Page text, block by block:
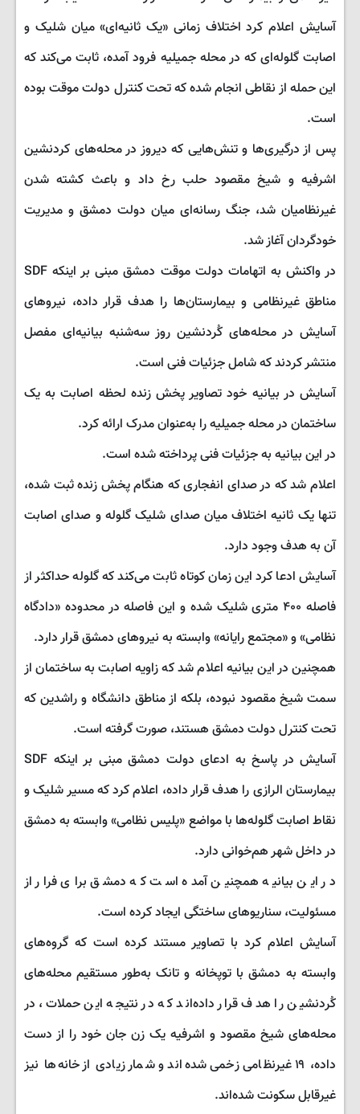
آسایش اعلام کرد اختلاف زمانی «یک ثانیه‌ای» میان شلیک و
اصابت گلوله‌ای که در محله جمیلیه فرود آمده، ثابت می‌کند که
این حمله از نقاطی انجام شده که تحت کنترل دولت موقت بوده
است.
پس از درگیری‌ها و تنش‌هایی که دیروز در محله‌های کردنشین
اشرفیه و شیخ مقصود حلب رخ داد و باعث کشته شدن
غیرنظامیان شد، جنگ رسانه‌ای میان دولت دمشق و مدیریت
خودگردان آغاز شد.
در واکنش به اتهامات دولت موقت دمشق مبنی بر اینکه SDF
مناطق غیرنظامی و بیمارستان‌ها را هدف قرار داده، نیروهای
آسایش در محله‌های کُردنشین روز سه‌شنبه بیانیه‌ای مفصل
منتشر کردند که شامل جزئیات فنی است.
آسایش در بیانیه خود تصاویر پخش زنده لحظه اصابت به یک
ساختمان در محله جمیلیه را به‌عنوان مدرک ارائه کرد.
در این بیانیه به جزئیات فنی پرداخته شده است.
اعلام شد که در صدای انفجاری که هنگام پخش زنده ثبت شده،
تنها یک ثانیه اختلاف میان صدای شلیک گلوله و صدای اصابت
آن به هدف وجود دارد.
آسایش ادعا کرد این زمان کوتاه ثابت می‌کند که گلوله حداکثر از
فاصله ۴۰۰ متری شلیک شده و این فاصله در محدوده «دادگاه
نظامی» و «مجتمع رایانه» وابسته به نیروهای دمشق قرار دارد.
همچنین در این بیانیه اعلام شد که زاویه اصابت به ساختمان از
سمت شیخ مقصود نبوده، بلکه از مناطق دانشگاه و راشدین که
تحت کنترل دولت دمشق هستند، صورت گرفته است.
آسایش در پاسخ به ادعای دولت دمشق مبنی بر اینکه SDF
بیمارستان الرازی را هدف قرار داده، اعلام کرد که مسیر شلیک و
نقاط اصابت گلوله‌ها با مواضع «پلیس نظامی» وابسته به دمشق
در داخل شهر هم‌خوانی دارد.
در این بیانیه همچنین آمده است که دمشق برای فرار از
مسئولیت، سناریوهای ساختگی ایجاد کرده است.
آسایش اعلام کرد با تصاویر مستند کرده است که گروه‌های
وابسته به دمشق با توپخانه و تانک به‌طور مستقیم محله‌های
کُردنشین را هدف قرار داده‌اند که در نتیجه این حملات، در
محله‌های شیخ مقصود و اشرفیه یک زن جان خود را از دست
داده، ۱۹ غیرنظامی زخمی شده‌اند و شمار زیادی از خانه‌ها نیز
غیرقابل سکونت شده‌اند.